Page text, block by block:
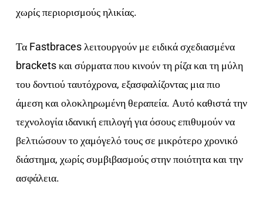
χωρίς περιορισμούς ηλικίας.
Τα Fastbraces λειτουργούν με ειδικά σχεδιασμένα
brackets και σύρματα που κινούν τη ρίζα και τη μύλη
του δοντιού ταυτόχρονα, εξασφαλίζοντας μια πιο
άμεση και ολοκληρωμένη θεραπεία. Αυτό καθιστά την
τεχνολογία ιδανική επιλογή για όσους επιθυμούν να
βελτιώσουν το χαμόγελό τους σε μικρότερο χρονικό
διάστημα, χωρίς συμβιβασμούς στην ποιότητα και την
ασφάλεια.